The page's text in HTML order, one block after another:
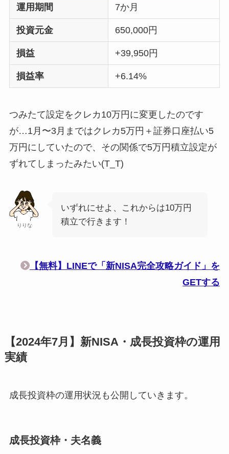
運用期間 7か月
投資元金 650,000円
損益 +39,950円
損益率 +6.14%
つみたて設定をクレカ10万円に変更したのです
が…1月〜3月まではクレカ5万円＋証券口座払い5
万円にしていたので、その関係で5万円積立設定が
ずれてしまったみたい(T_T)
りりな
いずれにせよ、これからは10万円
積立で行きます！
【無料】LINEで「新NISA完全攻略ガイド」を
GETする
【2024年7月】新NISA・成長投資枠の運用
実績
成長投資枠の運用状況も公開していきます。
成長投資枠・夫名義